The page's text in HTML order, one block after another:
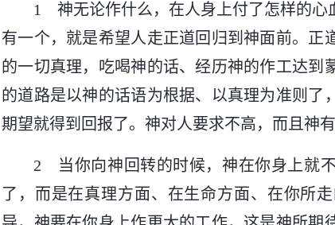
1 神无论作什么，在人身上付了怎样的心
有一个，就是希望人走正道回归到神面前。正
的一切真理，吃喝神的话、经历神的作工达到
的道路是以神的话语为根据、以真理为准则了
期望就得到回报了。神对人要求不高，而且神
2 当你向神回转的时候，神在你身上就
了，而是在真理方面、在生命方面、在你所